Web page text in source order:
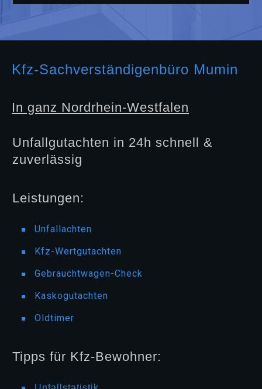
Kfz-Sachverständigenbüro Mumin
In ganz Nordrhein-Westfalen
Unfallgutachten in 24h schnell &
zuverlässig
Leistungen:
Unfallachten
Kfz-Wertgutachten
Gebrauchtwagen-Check
Kaskogutachten
Oldtimer
Tipps für Kfz-Bewohner: